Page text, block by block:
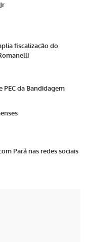
fiscalização do
PEC da Bandidagem
Pará nas redes sociais